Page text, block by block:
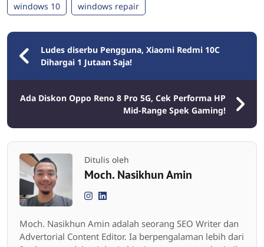
windows 10 windows repair
Ludes diserbu Pengguna, Xiaomi Redmi 10C
Dihargai 1 Jutaan Saja!
Ada Diskon Oppo Reno 8 Pro 5G, Cek Performa HP
Mid-Range Spek Gaming!
Ditulis oleh
Moch. Nasikhun Amin
Moch. Nasikhun Amin adalah seorang SEO Writer dan
Advertorial Content Editor. Ia berpengalaman lebih dari